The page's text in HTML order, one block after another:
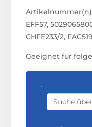
EFF57,
CHFE233/2,
Geeignet für
S
A